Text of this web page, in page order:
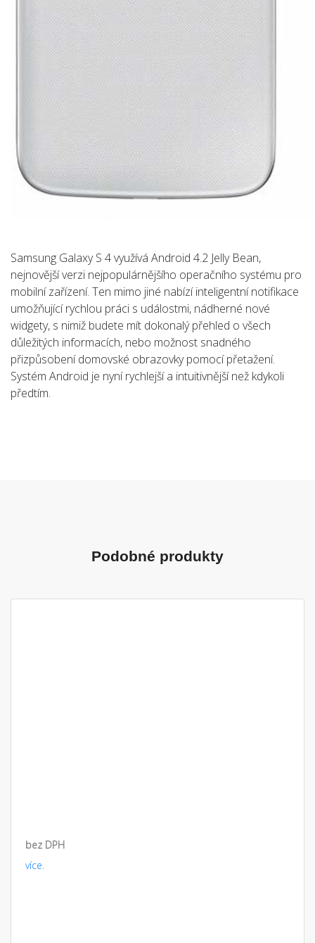
Samsung Galaxy S 4 využívá Android 4.2 Jelly Bean,
nejnovější verzi nejpopulárnějšího operačního systému pro
mobilní zařízení. Ten mimo jiné nabízí inteligentní notifikace
umožňující rychlou práci s událostmi, nádherné nové
widgety, s nimiž budete mít dokonalý přehled o všech
důležitých informacích, nebo možnost snadného
přizpůsobení domovské obrazovky pomocí přetažení.
Systém Android je nyní rychlejší a intuitivnější než kdykoli
předtím.
Podobné produkty
bez DPH
více.